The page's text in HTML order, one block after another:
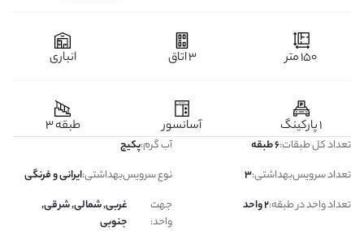
150 متر 3 اتاق انباری
1 پارکینگ آسانسور طبقه 3
تعداد کل طبقات:6 طبقه آب گرم:پکیج
تعداد سرویس‌بهداشتی:
3 نوع سرویس‌بهداشتی:ایرانی و فرنگی
تعداد واحد در طبقه:2 واحد
جهت
واحد:
غربی, شمالی, شرقی,
جنوبی